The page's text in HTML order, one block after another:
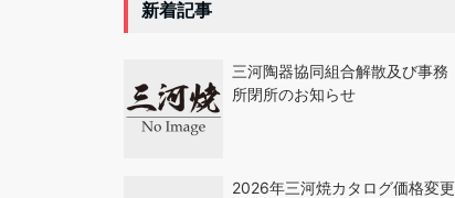
新着記事
三河陶器協同組合解散及び事務
所閉所のお知らせ
2026年三河焼カタログ価格変更